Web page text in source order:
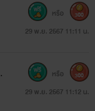
29 พ.ย. 2567 11:11 น.
หรือ 300
29 พ.ย. 2567 11:12 น.
หรือ 300